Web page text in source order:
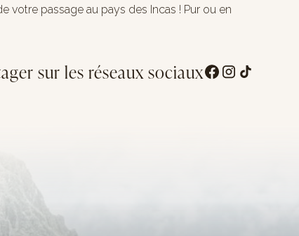
votre passage au pays des Incas ! Pur ou en
sur les réseaux sociaux